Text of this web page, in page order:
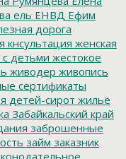
ель ЕНВД Ефим
дорога
кнсультация женская
детьми жестокое
живодер живопись
сертификаты
детей-сирот жильё
Забайкальский край
заброшенные
займ заказник